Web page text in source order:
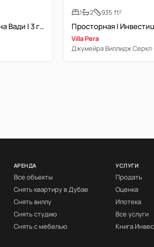
Редкая квартира | Вид на Вади | 3 года рассрочки | Expo
1
2 935 ft²
Villa Pera
Джумейра Виллидж Серкл
АРЕНДА
Все объекты
Снять квартиру в Дубае
Снять виллу
Снять студию
Снять с мебелью
УСЛУГИ
Продать
Оценка
Ипотека
Все услуги
Книга